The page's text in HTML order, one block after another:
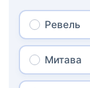
Ревель
Митава